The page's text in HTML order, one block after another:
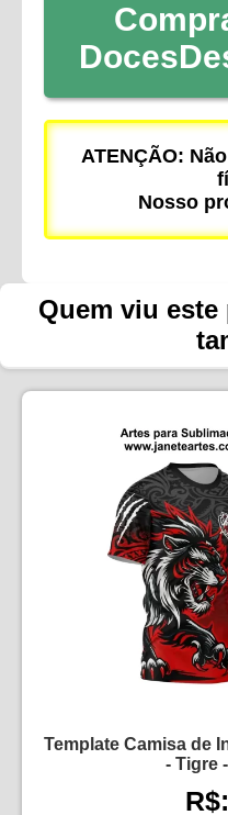
ATENÇÃO:
Nosso
Quem viu
Template Camisa de
- Tigre